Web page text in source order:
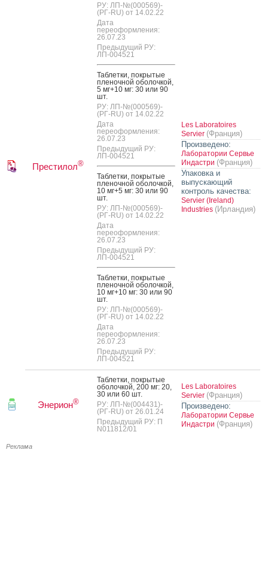
Престилол®
РУ: ЛП-№(000569)-
(РГ-RU) от 14.02.22
Дата
переоформления:
26.07.23
Предыдущий РУ:
ЛП-004521
Таб­летки, пок­ры­тые
пле­ноч­ной обо­лоч­кой,
5 мг+10 мг: 30 или 90
шт.
РУ: ЛП-№(000569)-
(РГ-RU) от 14.02.22
Дата
переоформления:
26.07.23
Предыдущий РУ:
ЛП-004521
Таб­летки, пок­ры­тые
пле­ноч­ной обо­лоч­кой,
10 мг+5 мг: 30 или 90
шт.
РУ: ЛП-№(000569)-
(РГ-RU) от 14.02.22
Дата
переоформления:
26.07.23
Предыдущий РУ:
ЛП-004521
Таб­летки, пок­ры­тые
пле­ноч­ной обо­лоч­кой,
10 мг+10 мг: 30 или 90
шт.
РУ: ЛП-№(000569)-
(РГ-RU) от 14.02.22
Дата
переоформления:
26.07.23
Предыдущий РУ:
ЛП-004521
Les Laboratoires
Servier (Франция)
Произведено:
Лаборатории Сервье
Индастри (Франция)
Упаковка и
выпускающий
контроль качества:
Servier (Ireland)
Industries (Ирландия)
Энерион®
Таб­летки, пок­ры­тые
обо­лоч­кой, 200 мг: 20,
30 или 60 шт.
РУ: ЛП-№(004431)-
(РГ-RU) от 26.01.24
Предыдущий РУ: П
N011812/01
Les Laboratoires
Servier (Франция)
Произведено:
Лаборатории Сервье
Индастри (Франция)
Реклама